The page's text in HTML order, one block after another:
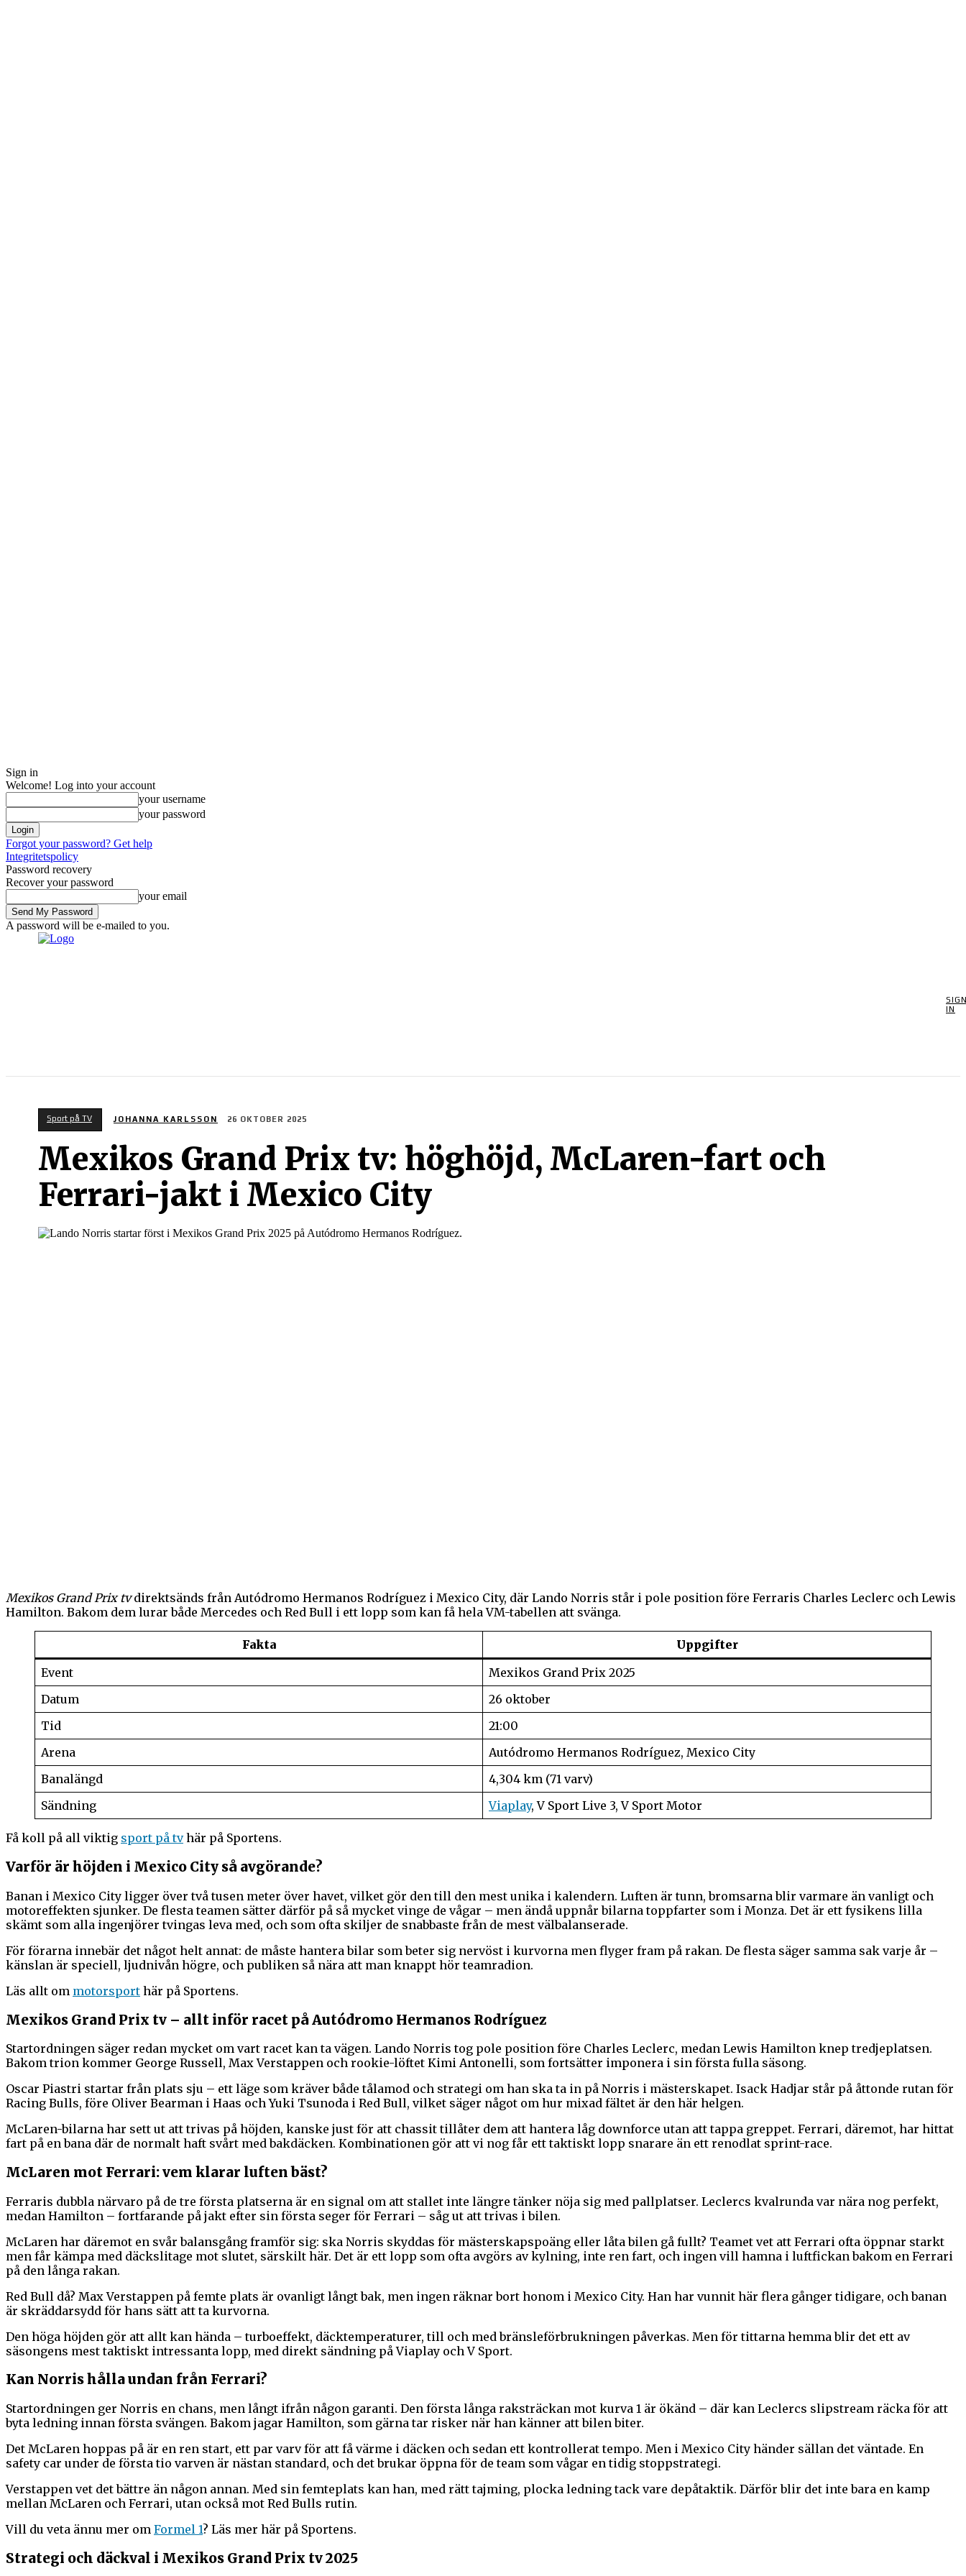
Sign in
Welcome! Log into your account
your username
your password
Forgot your password? Get help
Integritetspolicy
Password recovery
Recover your password
your email
A password will be e-mailed to you.
IN
Sport på TV JOHANNA KARLSSON 26 OKTOBER 2025
Mexikos Grand Prix tv: höghöjd, McLaren-fart och
Ferrari-jakt i Mexico City
Mexikos Grand Prix tvdirektsänds från Autódromo Hermanos Rodríguez i Mexico City, där Lando Norris står i pole position före Ferraris Charles Leclerc och Lewis
Hamilton. Bakom dem lurar både Mercedes och Red Bull i ett lopp som kan få hela VM-tabellen att svänga.
Fakta
Uppgifter
Event
Mexikos Grand Prix 2025
Datum
26 oktober
Tid
21:00
Arena
Autódromo Hermanos Rodríguez, Mexico City
Banalängd
4,304 km (71 varv)
Sändning
Viaplay, V Sport Live 3, V Sport Motor
Få koll på all viktig sport på tvhär på Sportens.
Varför är höjden i Mexico City så avgörande?
Banan i Mexico City ligger över två tusen meter över havet, vilket gör den till den mest unika i kalendern. Luften är tunn, bromsarna blir varmare än vanligt och
motoreffekten sjunker. De flesta teamen sätter därför på så mycket vinge de vågar – men ändå uppnår bilarna toppfarter som i Monza. Det är ett fysikens lilla
skämt som alla ingenjörer tvingas leva med, och som ofta skiljer de snabbaste från de mest välbalanserade.
För förarna innebär det något helt annat: de måste hantera bilar som beter sig nervöst i kurvorna men flyger fram på rakan. De flesta säger samma sak varje år –
känslan är speciell, ljudnivån högre, och publiken så nära att man knappt hör teamradion.
Läs allt om motorsport här på Sportens.
Mexikos Grand Prix tv – allt inför racet på Autódromo Hermanos Rodríguez
Startordningen säger redan mycket om vart racet kan ta vägen. Lando Norris tog pole position före Charles Leclerc, medan Lewis Hamilton knep tredjeplatsen.
Bakom trion kommer George Russell, Max Verstappen och rookie-löftet Kimi Antonelli, som fortsätter imponera i sin första fulla säsong.
Oscar Piastri startar från plats sju – ett läge som kräver både tålamod och strategi om han ska ta in på Norris i mästerskapet. Isack Hadjar står på åttonde rutan för
Racing Bulls, före Oliver Bearman i Haas och Yuki Tsunoda i Red Bull, vilket säger något om hur mixad fältet är den här helgen.
McLaren-bilarna har sett ut att trivas på höjden, kanske just för att chassit tillåter dem att hantera låg downforce utan att tappa greppet. Ferrari, däremot, har hittat
fart på en bana där de normalt haft svårt med bakdäcken. Kombinationen gör att vi nog får ett taktiskt lopp snarare än ett renodlat sprint-race.
McLaren mot Ferrari: vem klarar luften bäst?
Ferraris dubbla närvaro på de tre första platserna är en signal om att stallet inte längre tänker nöja sig med pallplatser. Leclercs kvalrunda var nära nog perfekt,
medan Hamilton – fortfarande på jakt efter sin första seger för Ferrari – såg ut att trivas i bilen.
McLaren har däremot en svår balansgång framför sig: ska Norris skyddas för mästerskapspoäng eller låta bilen gå fullt? Teamet vet att Ferrari ofta öppnar starkt
men får kämpa med däckslitage mot slutet, särskilt här. Det är ett lopp som ofta avgörs av kylning, inte ren fart, och ingen vill hamna i luftfickan bakom en Ferrari
på den långa rakan.
Red Bull då? Max Verstappen på femte plats är ovanligt långt bak, men ingen räknar bort honom i Mexico City. Han har vunnit här flera gånger tidigare, och banan
är skräddarsydd för hans sätt att ta kurvorna.
Den höga höjden gör att allt kan hända – turboeffekt, däcktemperaturer, till och med bränsleförbrukningen påverkas. Men för tittarna hemma blir det ett av
säsongens mest taktiskt intressanta lopp, med direkt sändning på Viaplay och V Sport.
Kan Norris hålla undan från Ferrari?
Startordningen ger Norris en chans, men långt ifrån någon garanti. Den första långa raksträckan mot kurva 1 är ökänd – där kan Leclercs slipstream räcka för att
byta ledning innan första svängen. Bakom jagar Hamilton, som gärna tar risker när han känner att bilen biter.
Det McLaren hoppas på är en ren start, ett par varv för att få värme i däcken och sedan ett kontrollerat tempo. Men i Mexico City händer sällan det väntade. En
safety car under de första tio varven är nästan standard, och det brukar öppna för de team som vågar en tidig stoppstrategi.
Verstappen vet det bättre än någon annan. Med sin femteplats kan han, med rätt tajming, plocka ledning tack vare depåtaktik. Därför blir det inte bara en kamp
mellan McLaren och Ferrari, utan också mot Red Bulls rutin.
Vill du veta ännu mer om Formel 1? Läs mer här på Sportens.
Strategi och däckval i Mexikos Grand Prix tv 2025